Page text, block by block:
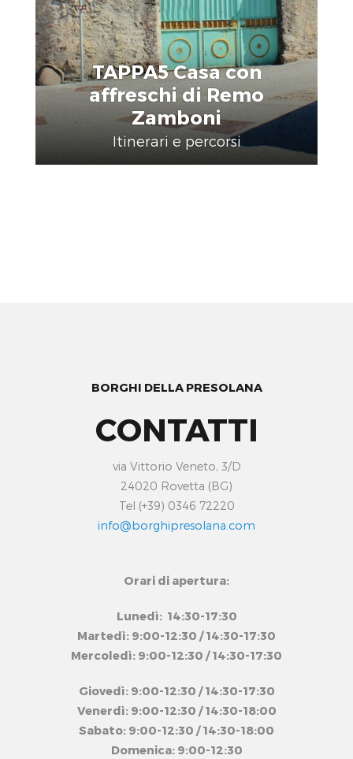
TAPPA5 Casa con
affreschi di Remo
Zamboni
Itinerari e percorsi
BORGHI DELLA PRESOLANA
CONTATTI
via Vittorio Veneto, 3/D
24020 Rovetta (BG)
Tel (+39) 0346 72220
info@borghipresolana.com
Orari di apertura:
Lunedì: 14:30-17:30
Martedì: 9:00-12:30 / 14:30-17:30
Mercoledì: 9:00-12:30 / 14:30-17:30
Giovedì: 9:00-12:30 / 14:30-17:30
Venerdì: 9:00-12:30 / 14:30-18:00
Sabato: 9:00-12:30 / 14:30-18:00
Domenica: 9:00-12:30